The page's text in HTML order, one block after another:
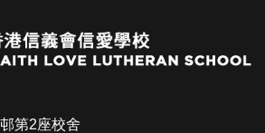
第2座校舍